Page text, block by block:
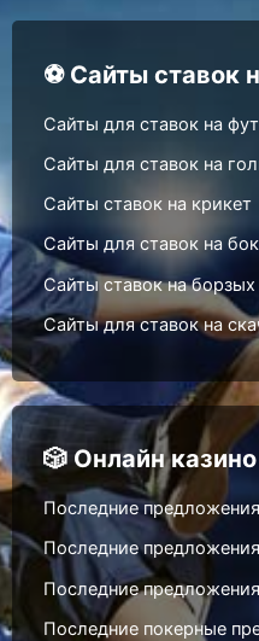
⚽ Сайты ставок
Сайты для ставок на
Сайты для ставок на
Сайты ставок на крикет
Сайты для ставок на
Сайты ставок на борзых
Сайты для ставок на
🎲 Онлайн казино
Последние
Последние
Последние
Последние покерные